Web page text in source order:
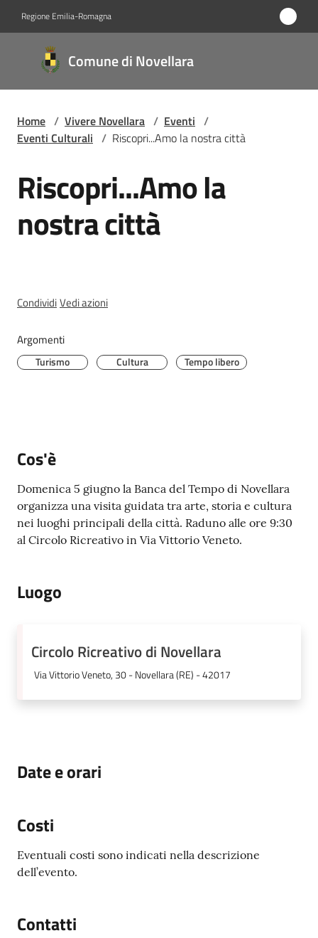
Regione Emilia-Romagna
Comune di Novellara
Comune
di
Novellara
Novità
Servizi
Menu selezionato
t
z
i
o
n
P
M
I
gli
su
Home / Vivere Novellara / Eventi /
Eventi Culturali / Riscopri...Amo la nostra città
Salta al contenuto
Riscopri...Amo la
nostra città
CondividiVedi azioni
Argomenti
Turismo Cultura Tempo libero
Cos'è
Domenica 5 giugno la Banca del Tempo di Novellara
organizza una visita guidata tra arte, storia e cultura
nei luoghi principali della città. Raduno alle ore 9:30
al Circolo Ricreativo in Via Vittorio Veneto.
Luogo
Circolo Ricreativo di Novellara
Via Vittorio Veneto, 30 - Novellara (RE) - 42017
Date e orari
Costi
Eventuali costi sono indicati nella descrizione
dell’evento.
Contatti